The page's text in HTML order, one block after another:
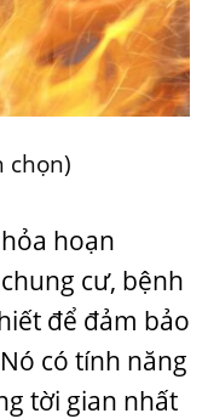
chọn)
hoạn
cư, bệnh
để đảm bảo
có tính năng
tời gian nhất